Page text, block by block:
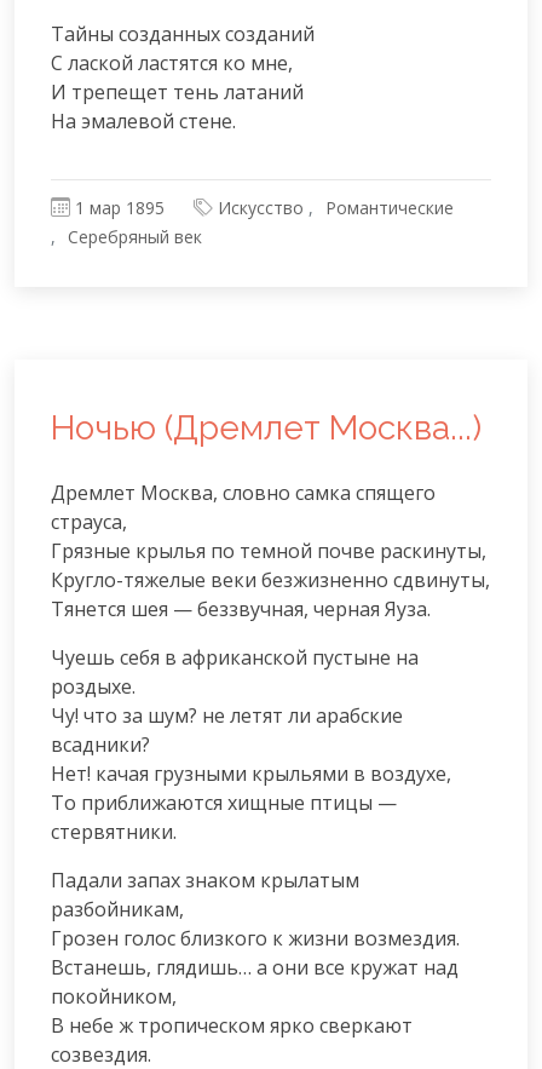
Тайны созданных созданий
С лаской ластятся ко мне,
И трепещет тень латаний
На эмалевой стене.
1 мар 1895 Искусство
Романтические
Серебряный век
Ночью (Дремлет Москва...)
Дремлет Москва, словно самка спящего
страуса,
Грязные крылья по темной почве раскинуты,
Кругло-тяжелые веки безжизненно сдвинуты,
Тянется шея — беззвучная, черная Яуза.
Чуешь себя в африканской пустыне на
роздыхе.
Чу! что за шум? не летят ли арабские
всадники?
Нет! качая грузными крыльями в воздухе,
То приближаются хищные птицы —
стервятники.
Падали запах знаком крылатым
разбойникам,
Грозен голос близкого к жизни возмездия.
Встанешь, глядишь… а они все кружат над
покойником,
В небе ж тропическом ярко сверкают
созвездия.